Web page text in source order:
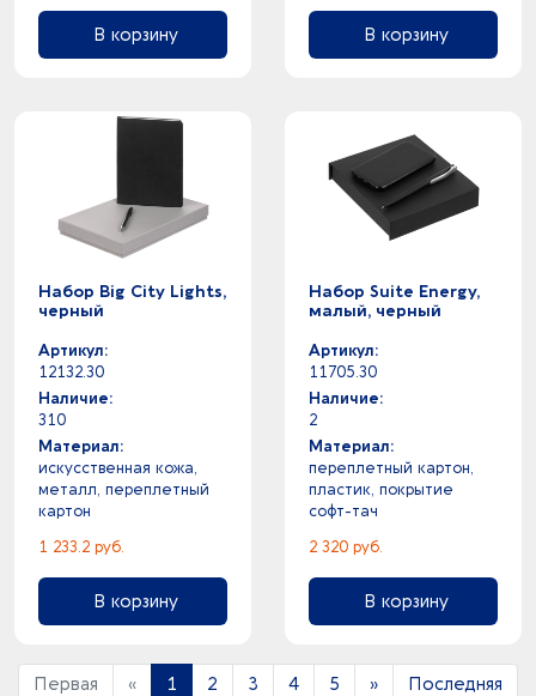
В корзину В корзину
Набор Big City Lights,
черный
Артикул:
12132.30
Наличие:
310
Материал:
искусственная кожа,
металл, переплетный
картон
1 233.2 руб.
В корзину
Набор Suite Energy,
малый, черный
Артикул:
11705.30
Наличие:
2
Материал:
переплетный картон,
пластик, покрытие
софт-тач
2 320 руб.
В корзину
Первая « 1 2 3 4 5 » Последняя